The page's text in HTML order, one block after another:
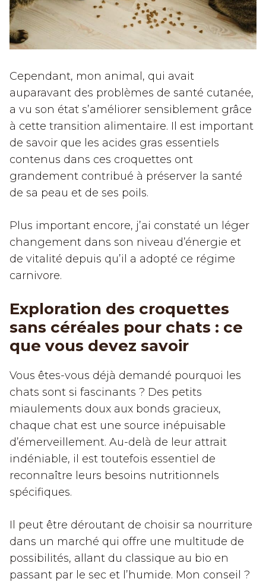
Cependant, mon animal, qui avait
auparavant des problèmes de santé cutanée,
a vu son état s’améliorer sensiblement grâce
à cette transition alimentaire. Il est important
de savoir que les acides gras essentiels
contenus dans ces croquettes ont
grandement contribué à préserver la santé
de sa peau et de ses poils.
Plus important encore, j’ai constaté un léger
changement dans son niveau d’énergie et
de vitalité depuis qu’il a adopté ce régime
carnivore.
Exploration des croquettes
sans céréales pour chats : ce
que vous devez savoir
Vous êtes-vous déjà demandé pourquoi les
chats sont si fascinants ? Des petits
miaulements doux aux bonds gracieux,
chaque chat est une source inépuisable
d’émerveillement. Au-delà de leur attrait
indéniable, il est toutefois essentiel de
reconnaître leurs besoins nutritionnels
spécifiques.
Il peut être déroutant de choisir sa nourriture
dans un marché qui offre une multitude de
possibilités, allant du classique au bio en
passant par le sec et l’humide. Mon conseil ?